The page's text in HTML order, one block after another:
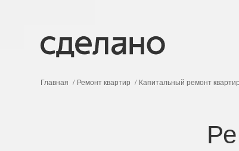
Главная Ремонт квартир Капитальный ремонт квартир